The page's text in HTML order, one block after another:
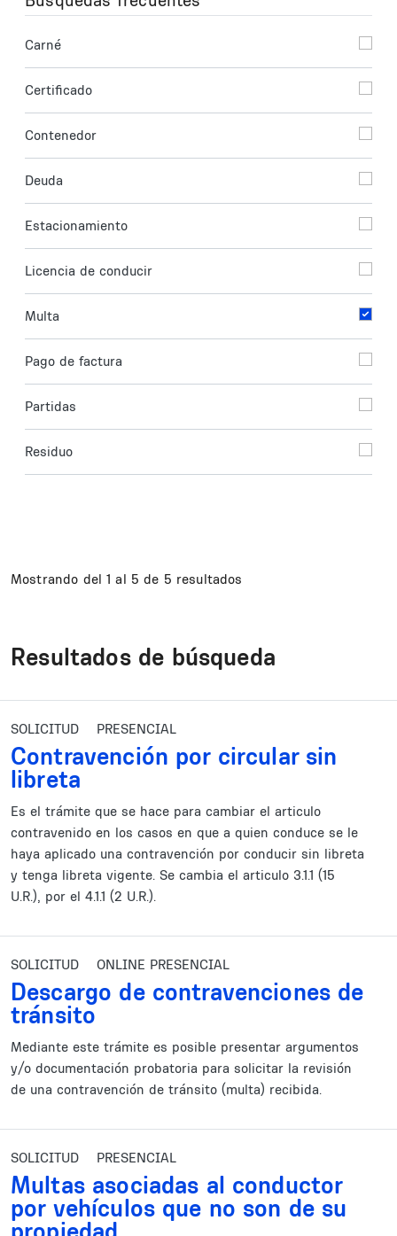
Mostrando del 1 al 5 de 5 resultados
Resultados de búsqueda
SOLICITUD PRESENCIAL
Contravención por circular sin
libreta
Es el trámite que se hace para cambiar el articulo
contravenido en los casos en que a quien conduce se le
haya aplicado una contravención por conducir sin libreta
y tenga libreta vigente. Se cambia el articulo 3.1.1 (15
U.R.), por el 4.1.1 (2 U.R.).
SOLICITUD ONLINE PRESENCIAL
Descargo de contravenciones de
tránsito
Mediante este trámite es posible presentar argumentos
y/o documentación probatoria para solicitar la revisión
de una contravención de tránsito (multa) recibida.
SOLICITUD PRESENCIAL
Multas asociadas al conductor
por vehículos que no son de su
Carné
Certificado
Contenedor
Deuda
Estacionamiento
Licencia de conducir
Multa
Pago de factura
Partidas
Residuo